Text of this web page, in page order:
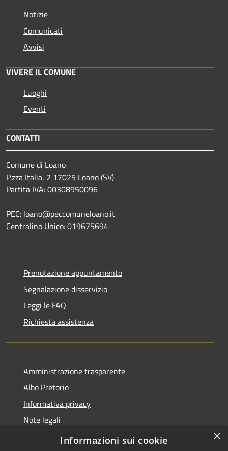
Notizie
Comunicati
Avvisi
VIVERE IL COMUNE
Luoghi
Eventi
CONTATTI
Comune di Loano
P.zza Italia, 2 17025 Loano (SV)
Partita IVA: 00308950096
PEC: loano@peccomuneloano.it
Centralino Unico: 019675694
Prenotazione appuntamento
Segnalazione disservizio
Leggi le FAQ
Richiesta assistenza
Amministrazione trasparente
Albo Pretorio
Informativa privacy
Note legali
Dichiarazione di accessibilità
×
Informazioni sui cookie